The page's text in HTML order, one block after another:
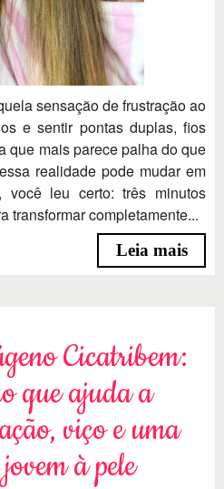
sensação de frustração ao
e sentir pontas duplas, fios
que mais parece palha do que
realidade pode mudar em
você leu certo: três minutos
transformar completamente...
Leia mais
Cicatribem:
que ajuda a
viço e uma
à pele